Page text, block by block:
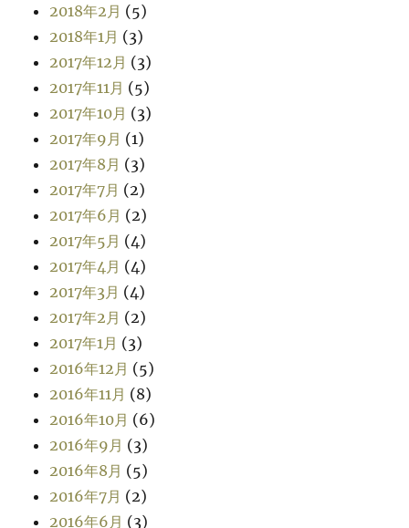
2018年2月 (5)
2018年1月 (3)
2017年12月 (3)
2017年11月 (5)
2017年10月 (3)
2017年9月 (1)
2017年8月 (3)
2017年7月 (2)
2017年6月 (2)
2017年5月 (4)
2017年4月 (4)
2017年3月 (4)
2017年2月 (2)
2017年1月 (3)
2016年12月 (5)
2016年11月 (8)
2016年10月 (6)
2016年9月 (3)
2016年8月 (5)
2016年7月 (2)
2016年6月 (3)